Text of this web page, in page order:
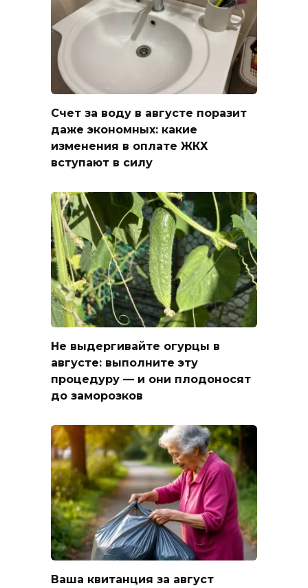
Счет за воду в августе поразит
даже экономных: какие
изменения в оплате ЖКХ
вступают в силу
Не выдергивайте огурцы в
августе: выполните эту
процедуру — и они плодоносят
до заморозков
Ваша квитанция за август